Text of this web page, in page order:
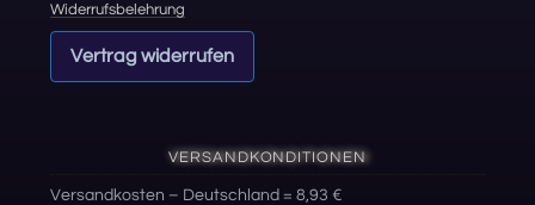
Widerrufsbelehrung
Vertrag widerrufen
VERSANDKONDITIONEN
Versandkosten – Deutschland = 8,93 €